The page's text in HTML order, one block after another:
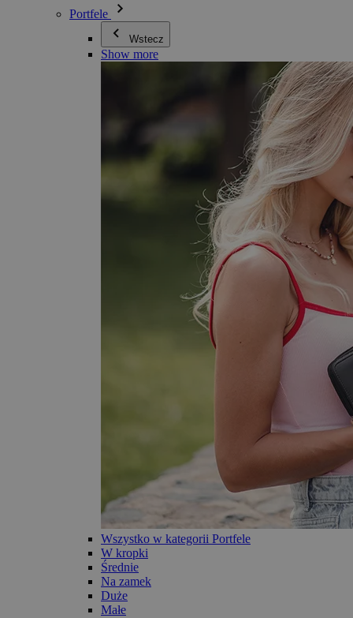
Portfele
Wstecz
Show more
Wszystko w kategorii Portfele
W kropki
Średnie
Na zamek
Duże
Małe